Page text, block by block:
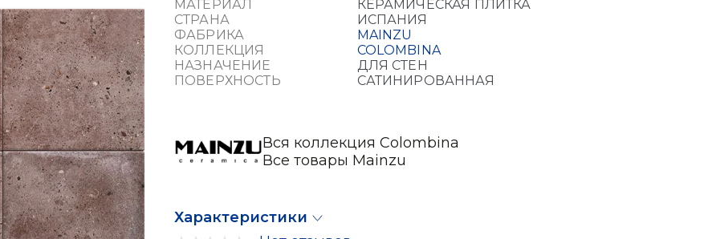
МАТЕРИАЛ
КЕРАМИЧЕСКАЯ ПЛИТКА
СТРАНА
ИСПАНИЯ
ФАБРИКА
MAINZU
КОЛЛЕКЦИЯ
COLOMBINA
НАЗНАЧЕНИЕ
ДЛЯ СТЕН
ПОВЕРХНОСТЬ
САТИНИРОВАННАЯ
Вся коллекция Colombina
Все товары Mainzu
Характеристики